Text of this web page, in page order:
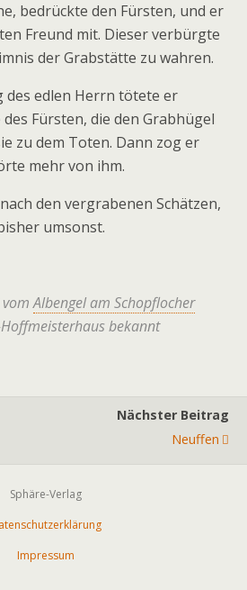
bedrückte den Fürsten, und er
Freund mit. Dieser verbürgte
der Grabstätte zu wahren.
des edlen Herrn tötete er
Fürsten, die den Grabhügel
zu dem Toten. Dann zog er
mehr von ihm.
den vergrabenen Schätzen,
umsonst.
vomAlbengel am Schopflocher
bekannt
Nächster Beitrag
Neuffen
Sphäre-Verlag
Impressum